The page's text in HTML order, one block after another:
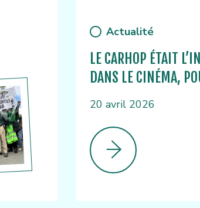
Actualité
LE CARHOP ÉTAIT
DANS LE CINÉMA,
20 avril 2026